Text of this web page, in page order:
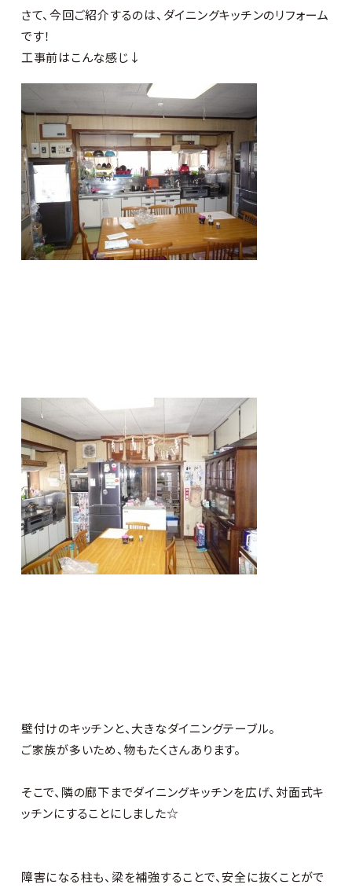
さて、今回ご紹介するのは、ダイニングキッチンのリフォーム
です！
工事前はこんな感じ↓
壁付けのキッチンと、大きなダイニングテーブル。
ご家族が多いため、物もたくさんあります。
そこで、隣の廊下までダイニングキッチンを広げ、対面式キ
ッチンにすることにしました☆
障害になる柱も、梁を補強することで、安全に抜くことがで